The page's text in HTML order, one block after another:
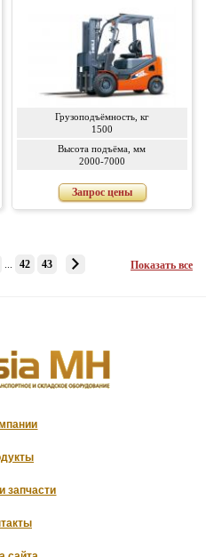
Грузоподъёмность, кг
1500
Высота подъёма, мм
2000-7000
Запрос цены
Показать все
... 42 43
запчасти